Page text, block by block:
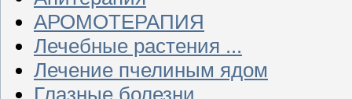
АРОМОТЕРАПИЯ
Лечебные растения ...
Лечение пчелиным ядом
Глазные болезни